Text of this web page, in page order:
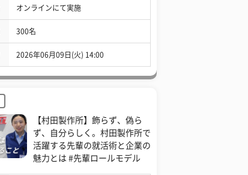
オンラインにて実施
300名
2026年06月09日(火) 14:00
【村田製作所】飾らず、偽ら
ず、自分らしく。村田製作所で
活躍する先輩の就活術と企業の
魅力とは #先輩ロールモデル